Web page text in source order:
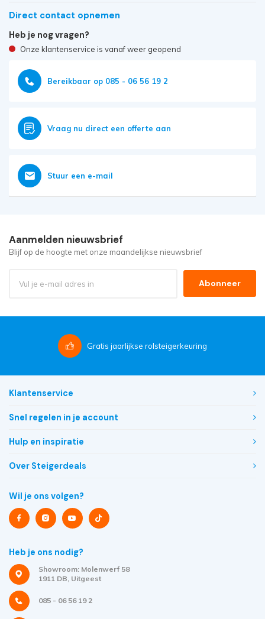
Direct contact opnemen
Heb je nog vragen?
Onze klantenservice is vanaf weer geopend
Bereikbaar op 085 - 06 56 19 2
Vraag nu direct een offerte aan
Stuur een e-mail
Aanmelden nieuwsbrief
Blijf op de hoogte met onze maandelijkse nieuwsbrief
Abonneer
Gratis jaarlijkse rolsteigerkeuring
Klantenservice
Snel regelen in je account
Hulp en inspiratie
Over Steigerdeals
Wil je ons volgen?
Heb je ons nodig?
Showroom: Molenwerf 58
1911 DB, Uitgeest
085 - 06 56 19 2